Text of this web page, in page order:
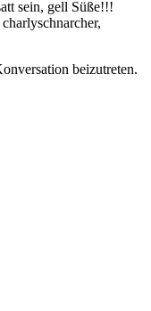
sein, gell Süße!!!
charlyschnarcher,
beizutreten.